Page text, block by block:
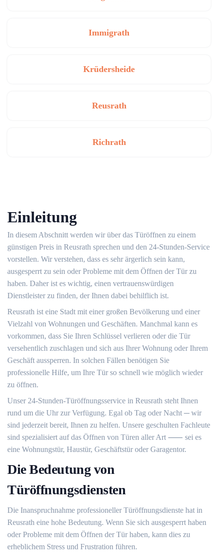
Immigrath
Krüdersheide
Reusrath
Richrath
Einleitung
In diesem Abschnitt werden wir über das Türöffnen zu einem
günstigen Preis in Reusrath sprechen und den 24-Stunden-Service
vorstellen. Wir verstehen, dass es sehr ärgerlich sein kann,
ausgesperrt zu sein oder Probleme mit dem Öffnen der Tür zu
haben.​ Daher ist es wichtig, einen vertrauenswürdigen
Dienstleister zu finden, der Ihnen dabei behilflich ist.​
Reusrath ist eine Stadt mit einer großen Bevölkerung und einer
Vielzahl von Wohnungen und Geschäften.​ Manchmal kann es
vorkommen, dass Sie Ihren Schlüssel verlieren oder die Tür
versehentlich zuschlagen und sich aus Ihrer Wohnung oder Ihrem
Geschäft aussperren.​ In solchen Fällen benötigen Sie
professionelle Hilfe, um Ihre Tür so schnell wie möglich wieder
zu öffnen.​
Unser 24-Stunden-Türöffnungsservice in Reusrath steht Ihnen
rund um die Uhr zur Verfügung.​ Egal ob Tag oder Nacht ─ wir
sind jederzeit bereit, Ihnen zu helfen.​ Unsere geschulten Fachleute
sind spezialisiert auf das Öffnen von Türen aller Art ⸺ sei es
eine Wohnungstür, Haustür, Geschäftstür oder Garagentor.​
Die Bedeutung von
Türöffnungsdiensten
Die Inanspruchnahme professioneller Türöffnungsdienste hat in
Reusrath eine hohe Bedeutung.​ Wenn Sie sich ausgesperrt haben
oder Probleme mit dem Öffnen der Tür haben, kann dies zu
erheblichem Stress und Frustration führen.​